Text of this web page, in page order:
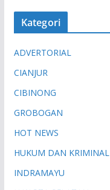
Kategori
ADVERTORIAL
CIANJUR
CIBINONG
GROBOGAN
HOT NEWS
HUKUM DAN KRIMINAL
INDRAMAYU